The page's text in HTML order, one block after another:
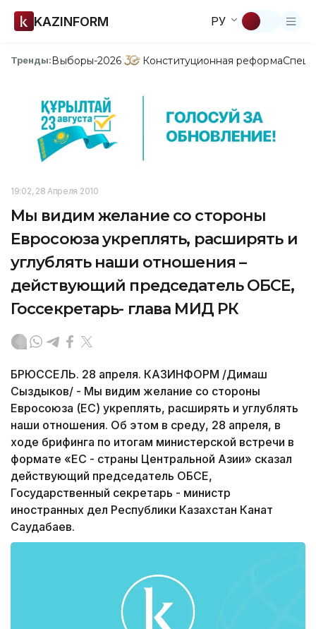
KAZINFORM РУ
Тренды:Выборы-2026 Конституционная реформа
19:02, 28 Апреля 2010
Мы видим желание со стороны
Евросоюза укреплять, расширять и
углублять наши отношения –
действующий председатель ОБСЕ,
Госсекретарь- глава МИД РК
БРЮССЕЛЬ. 28 апреля. КАЗИНФОРМ /Димаш
Сыздыков/ - Мы видим желание со стороны
Евросоюза (ЕС) укреплять, расширять и углублять
наши отношения. Об этом в среду, 28 апреля, в
ходе брифинга по итогам министерской встречи в
формате «ЕС - страны Центральной Азии» сказал
действующий председатель ОБСЕ,
Государственный секретарь - министр
иностранных дел Республики Казахстан Канат
Саудабаев.